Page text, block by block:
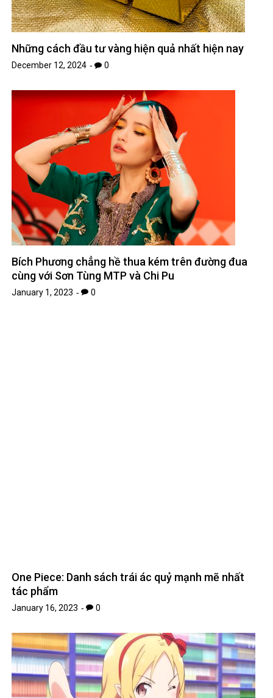
Những cách đầu tư vàng hiện quả nhất hiện nay
December 12, 2024 0
Bích Phương chẳng hề thua kém trên đường đua
cùng với Sơn Tùng MTP và Chi Pu
January 1, 2023 0
One Piece: Danh sách trái ác quỷ mạnh mẽ nhất
tác phẩm
January 16, 2023 0